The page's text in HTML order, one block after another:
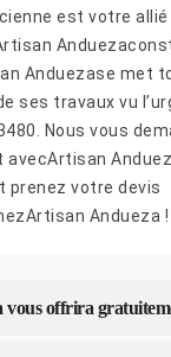
est votre allié
Anduezase met
ses travaux vu
Nous vous
prenez votre devis
Andueza !
offrira